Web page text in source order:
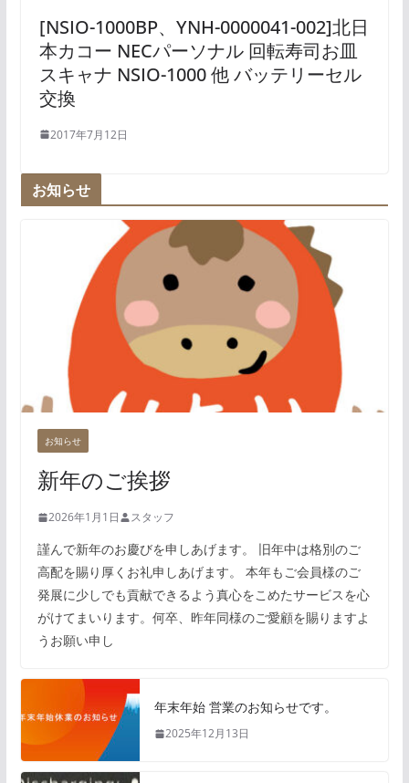
[NSIO-1000BP、YNH-0000041-002]北日
本カコー NECパーソナル 回転寿司お皿
スキャナ NSIO-1000 他 バッテリーセル
交換
2017年7月12日
お知らせ
お知らせ
新年のご挨拶
2026年1月1日 スタッフ
謹んで新年のお慶びを申しあげます。 旧年中は格別のご
高配を賜り厚くお礼申しあげます。 本年もご会員様のご
発展に少しでも貢献できるよう真心をこめたサービスを心
がけてまいります。何卒、昨年同様のご愛顧を賜りますよ
うお願い申し
年末年始 営業のお知らせです。
2025年12月13日